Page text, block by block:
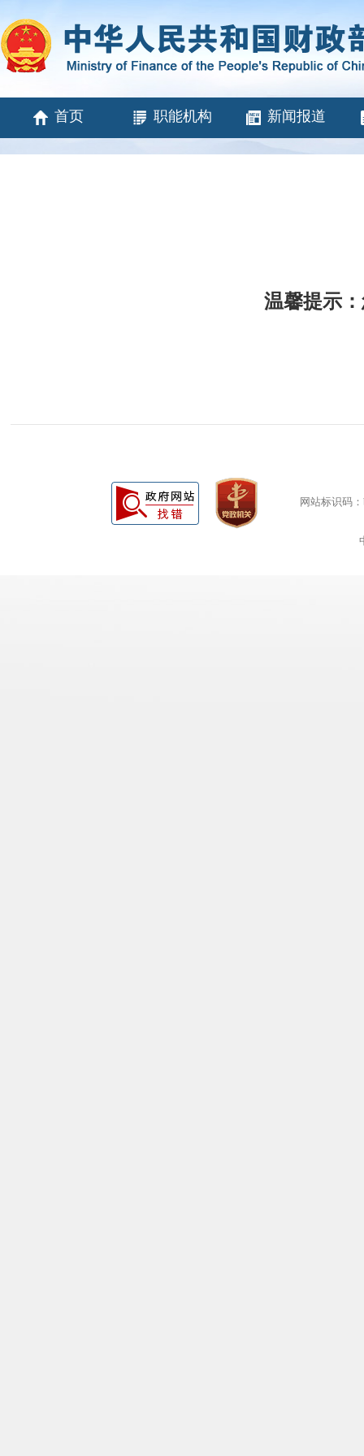
首页 职能机构 新闻报道
温馨提示
网站标识码